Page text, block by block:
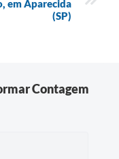
em Aparecida
(SP)
Contagem